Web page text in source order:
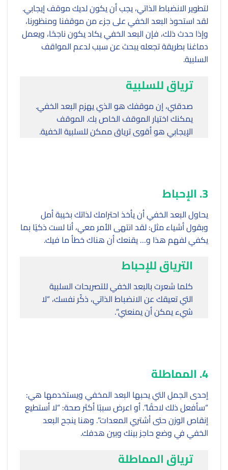
لتطوير الانضباط الذاتي، يجب أن يكون لديك موقف إيجابي.
لقد استحوذ البعد الخفي على جزء من موقفنا ومنظورنا،
وإذا حدث ذلك، فإن البعد الخفي يكاد يكون ناجحًا، ويعمل
دماغنا بطريقة تجعله يبحث عن سبب لدعم المواقف
السلبية.
ترياق للسلبية
صدقني، إن موقفك هو الذي يهزم البعد الخفي.
يمكنك اختيار الموقف الخاص بك. الموقف
الإيجابي هو أقوى ترياق ممكن للسلبية الخفية.
3. الإحباط
يحاول البعد الخفي أن يأخذ احترامك لذاتك بخيبة أمل
وبقول أشياء مثل: لقد انتهى الأمر معي، أنا لست ذكيًا بما
يكفي لفهم هذا و… يقنعك أن هناك خطأ ما فيك.
الترياق للإحباط
كلما شعرت بالبعد الخفي للتصريحات السلبية
التي تعيقك عن الانضباط الذاتي، ذكّر نفسك، “لا
شيء يمكن أن يمنعني”.
4. المماطلة
إحدى الجمل التي يحبها البعد المخفي ويستخدمها هي:
“سأفعل ذلك لاحقًا”. أو اعرض سببًا أكثر صحة: “لا أستطيع
إنقاص الوزن حتى أشتري المعدات”. وهنا ينجح البعد
الخفي في وضع حاجز بينك وبين هدفك.
ترياق المماطلة